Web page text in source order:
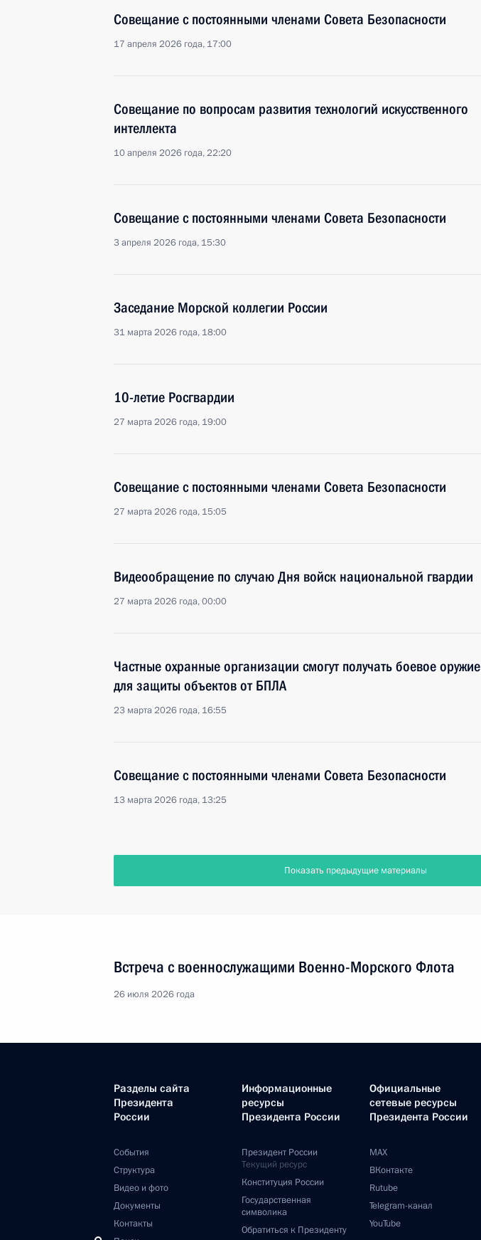
Совещание с постоянными членами Совета Безопасности
17 апреля 2026 года, 17:00
Совещание по вопросам развития технологий искусственного
интеллекта
10 апреля 2026 года, 22:20
Совещание с постоянными членами Совета Безопасности
3 апреля 2026 года, 15:30
Заседание Морской коллегии России
31 марта 2026 года, 18:00
10-летие Росгвардии
27 марта 2026 года, 19:00
Совещание с постоянными членами Совета Безопасности
27 марта 2026 года, 15:05
Видеообращение по случаю Дня войск национальной гвардии
27 марта 2026 года, 00:00
Частные охранные организации смогут получать боевое оружие
для защиты объектов от БПЛА
23 марта 2026 года, 16:55
Совещание с постоянными членами Совета Безопасности
13 марта 2026 года, 13:25
Показать предыдущие материалы
Встреча с военнослужащими Военно-Морского Флота
26 июля 2026 года
Разделы сайта
Президента
России
События
Структура
Видео и фото
Документы
Контакты
Информационные
ресурсы
Президента России
Президент России
Текущий ресурс
Конституция России
Государственная
символика
Обратиться к Президенту
Официальные
сетевые ресурсы
Президента России
MAX
ВКонтакте
Rutube
Telegram-канал
YouTube